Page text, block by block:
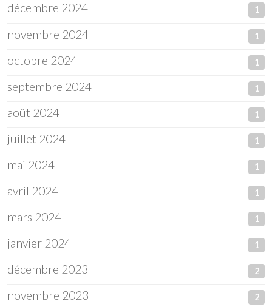
décembre 2024 1
novembre 2024 1
octobre 2024 1
septembre 2024 1
août 2024 1
juillet 2024 1
mai 2024 1
avril 2024 1
mars 2024 1
janvier 2024 1
décembre 2023 2
novembre 2023 2